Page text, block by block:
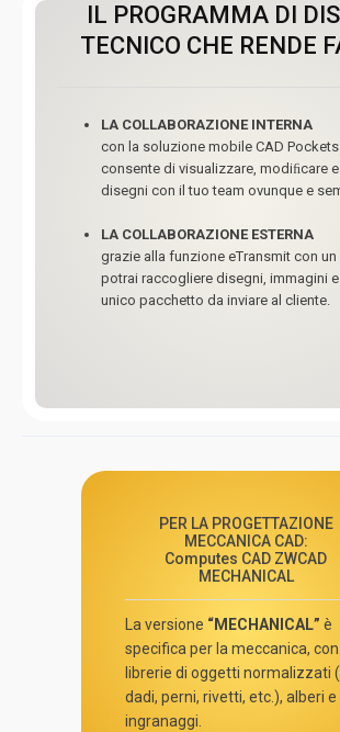
IL PROGRAMMA DI
TECNICO CHE RENDE
LA COLLABORAZIONE INTERNA
con la soluzione mobile CAD
consente di visualizzare, modiﬁcare
disegni con il tuo team ovunque e
LA COLLABORAZIONE ESTERNA
grazie alla funzione eTransmit con
potrai raccogliere disegni, immagini e
unico pacchetto da inviare al cliente.
PER LA PROGETTAZIONE
MECCANICA CAD:
Computes CAD ZWCAD
MECHANICAL
La versione “MECHANICAL” è
specifica per la meccanica, con
librerie di oggetti normalizzati
dadi, perni, rivetti, etc.), alberi e
ingranaggi.